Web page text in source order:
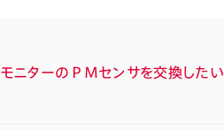
モニターのＰＭセンサを交換したい